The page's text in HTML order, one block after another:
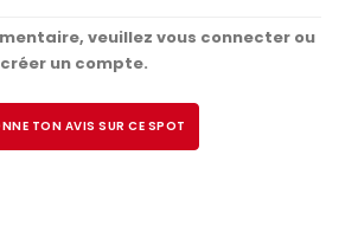
veuillez vous connecter ou
créer un compte.
TON AVIS SUR CE SPOT